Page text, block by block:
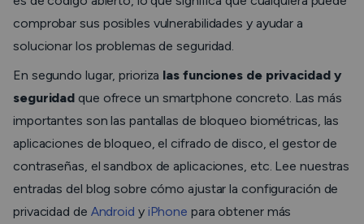
comprobar sus posibles vulnerabilidades y ayudar a
solucionar los problemas de seguridad.
En segundo lugar, prioriza las funciones de privacidad y
seguridad que ofrece un smartphone concreto. Las más
importantes son las pantallas de bloqueo biométricas, las
aplicaciones de bloqueo, el cifrado de disco, el gestor de
contraseñas, el sandbox de aplicaciones, etc. Lee nuestras
entradas del blog sobre cómo ajustar la configuración de
privacidad de Android y iPhone para obtener más